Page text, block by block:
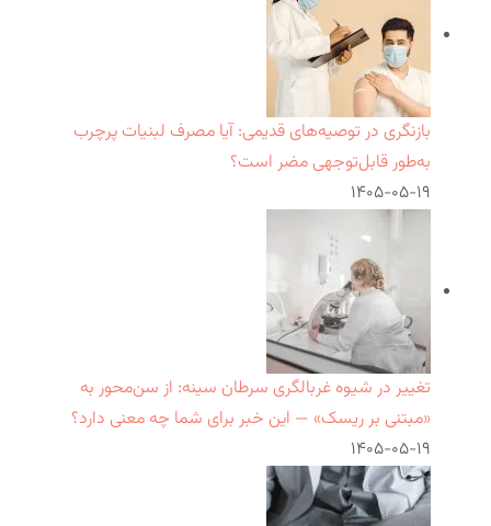
بازنگری در توصیه‌های قدیمی: آیا مصرف لبنیات پرچرب
به‌طور قابل‌توجهی مضر است؟
۱۴۰۵-۰۵-۱۹
تغییر در شیوه غربالگری سرطان سینه: از سن‌محور به
«مبتنی بر ریسک» — این خبر برای شما چه معنی دارد؟
۱۴۰۵-۰۵-۱۹